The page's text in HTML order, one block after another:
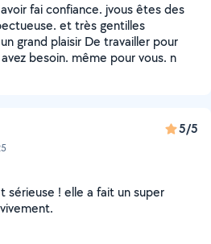
fai confiance. jvous êtes des
et très gentilles
grand plaisir De travailler pour
besoin. même pour vous. n
5/5
sérieuse ! elle a fait un super